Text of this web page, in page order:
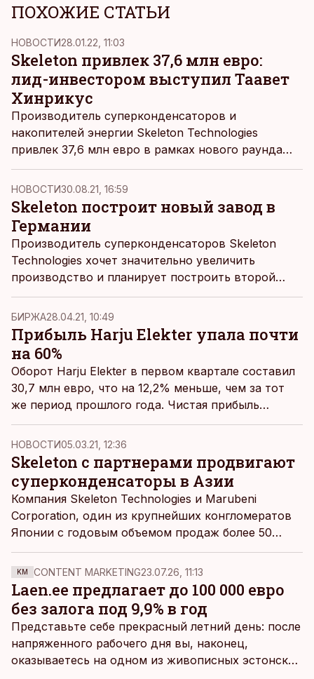
ПОХОЖИЕ СТАТЬИ
НОВОСТИ28.01.22, 11:03
Skeleton привлек 37,6 млн евро:
лид-инвестором выступил Таавет
Хинрикус
Производитель суперконденсаторов и
накопителей энергии Skeleton Technologies
привлек 37,6 млн евро в рамках нового раунда
инвестиций, пишетÄripäev.
НОВОСТИ30.08.21, 16:59
Skeleton построит новый завод в
Германии
Производитель суперконденсаторов Skeleton
Technologies хочет значительно увеличить
производство и планирует построить второй
завод в Германии, пишетÄripäev.
БИРЖА28.04.21, 10:49
Прибыль Harju Elekter упала почти
на 60%
Оборот Harju Elekter в первом квартале составил
30,7 млн евро, что на 12,2% меньше, чем за тот
же период прошлого года. Чистая прибыль
предприятия и вовсе упала на 60%.
НОВОСТИ05.03.21, 12:36
Skeleton с партнерами продвигают
суперконденсаторы в Азии
Компания Skeleton Technologies и Marubeni
Corporation, один из крупнейших конгломератов
Японии с годовым объемом продаж более 50
миллиардов евро, заключили соглашение о
стратегическом партнерстве.
KM CONTENT MARKETING23.07.26, 11:13
Laen.ee предлагает до 100 000 евро
без залога под 9,9% в год
Представьте себе прекрасный летний день: после
напряженного рабочего дня вы, наконец,
оказываетесь на одном из живописных эстонских